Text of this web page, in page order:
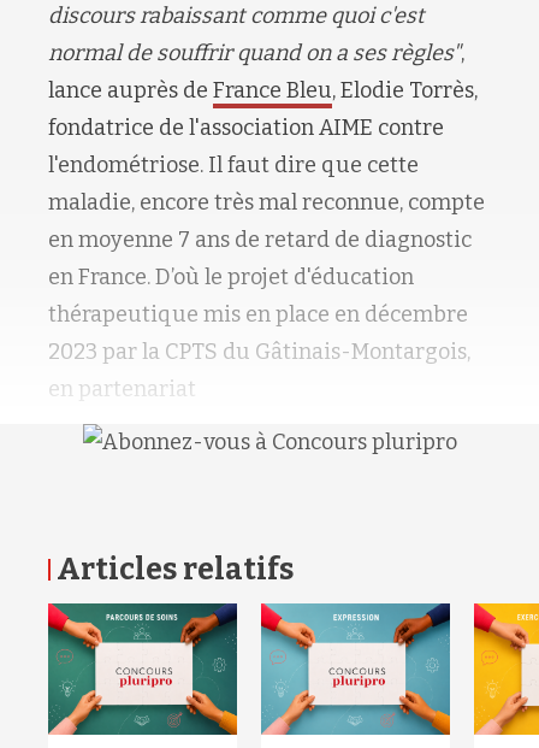
discours rabaissant comme quoi c'est
normal de souffrir quand on a ses règles",
lance auprès de France Bleu, Elodie Torrès,
fondatrice de l'association AIME contre
l'endométriose. Il faut dire que cette
maladie, encore très mal reconnue, compte
en moyenne 7 ans de retard de diagnostic
en France. D’où le projet d'éducation
thérapeutique mis en place en décembre
2023 par la CPTS du Gâtinais-Montargois,
en partenariat
Articles relatifs RETOUR HAUT DE PAGE